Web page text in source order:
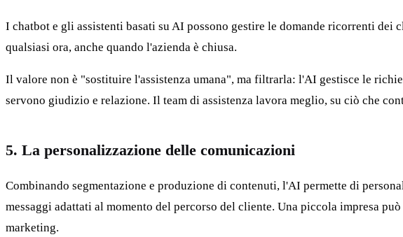
I chatbot e gli assistenti basati su AI possono gestire le domande ricorrenti
qualsiasi ora, anche quando l'azienda è chiusa.
Il valore non è "sostituire l'assistenza umana", ma filtrarla: l'AI gestisce le
servono giudizio e relazione. Il team di assistenza lavora meglio, su ciò che
5. La personalizzazione delle comunicazioni
Combinando segmentazione e produzione di contenuti, l'AI permette di
messaggi adattati al momento del percorso del cliente. Una piccola impresa
marketing.